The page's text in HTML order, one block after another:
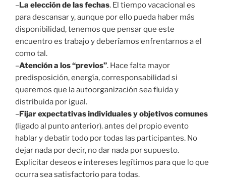
– La elección de las fechas. El tiempo vacacional es
para descansar y, aunque por ello pueda haber más
disponibilidad, tenemos que pensar que este
encuentro es trabajo y deberíamos enfrentarnos a el
como tal.
–Atención a los “previos”. Hace falta mayor
predisposición, energía, corresponsabilidad si
queremos que la autoorganización sea fluida y
distribuida por igual.
– Fijar expectativas individuales y objetivos comunes
(ligado al punto anterior). antes del propio evento
hablar y debatir todo por todas las participantes. No
dejar nada por decir, no dar nada por supuesto.
Explicitar deseos e intereses legítimos para que lo que
ocurra sea satisfactorio para todas.